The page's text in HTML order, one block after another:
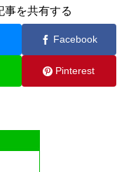
事を共有する
Facebook
Pinterest